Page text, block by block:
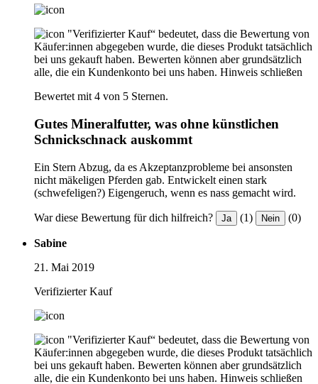
"Verifizierter Kauf“ bedeutet, dass die Bewertung von
Käufer:innen abgegeben wurde, die dieses Produkt tatsächlich
bei uns gekauft haben. Bewerten können aber grundsätzlich
alle, die ein Kundenkonto bei uns haben. Hinweis schließen
Bewertet mit 4 von 5 Sternen.
Gutes Mineralfutter, was ohne künstlichen
Schnickschnack auskommt
Ein Stern Abzug, da es Akzeptanzprobleme bei ansonsten
nicht mäkeligen Pferden gab. Entwickelt einen stark
(schwefeligen?) Eigengeruch, wenn es nass gemacht wird.
War diese Bewertung für dich hilfreich? Ja (1) Nein (0)
Sabine
21. Mai 2019
Verifizierter Kauf
"Verifizierter Kauf“ bedeutet, dass die Bewertung von
Käufer:innen abgegeben wurde, die dieses Produkt tatsächlich
bei uns gekauft haben. Bewerten können aber grundsätzlich
alle, die ein Kundenkonto bei uns haben. Hinweis schließen